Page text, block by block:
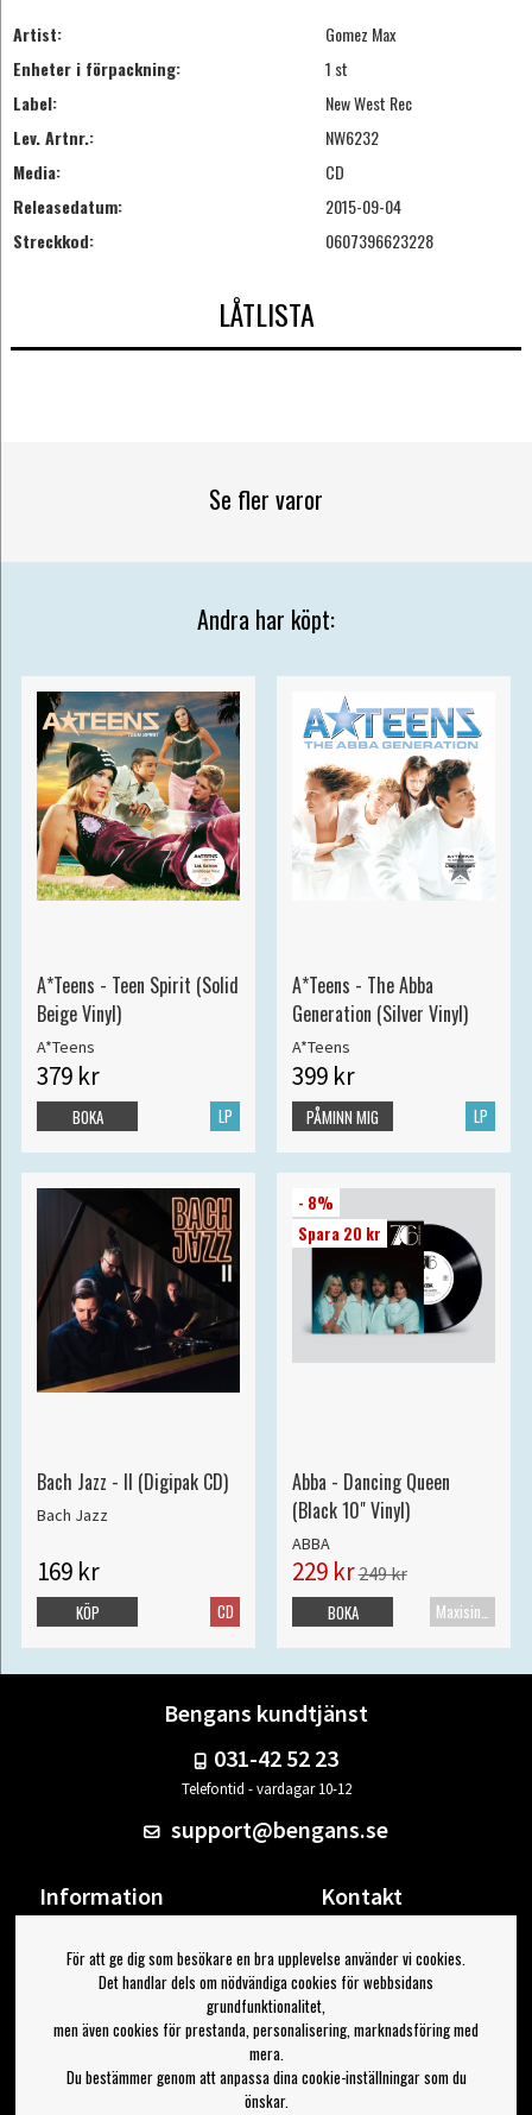
Artist:
Gomez Max
Enheter i förpackning:
1 st
Label:
New West Rec
Lev. Artnr.:
NW6232
Media:
CD
Releasedatum:
2015-09-04
Streckkod:
0607396623228
LÅTLISTA
Se fler varor
Andra har köpt:
A*Teens - Teen Spirit (Solid
Beige Vinyl)
A*Teens
379 kr
LP
BOKA
A*Teens - The Abba
Generation (Silver Vinyl)
A*Teens
399 kr
LP
PÅMINN MIG
Bach Jazz - II (Digipak CD)
Bach Jazz
169 kr
CD
KÖP
- 8%
Spara 20 kr
Abba - Dancing Queen
(Black 10" Vinyl)
ABBA
229 kr249 kr
Maxisingel
BOKA
Bengans kundtjänst
031-42 52 23
Telefontid - vardagar 10-12
support@bengans.se
Information
Om Bengans
FAQ / Köp- & Leveransvillkor
Kontakt
Din sida
Logga ut
Jag vill ha tips från Bengans
För att ge dig som besökare en bra upplevelse använder vi cookies.
Det handlar dels om nödvändiga cookies för webbsidans
grundfunktionalitet,
men även cookies för prestanda, personalisering, marknadsföring med
mera.
Du bestämmer genom att anpassa dina cookie-inställningar som du
önskar.